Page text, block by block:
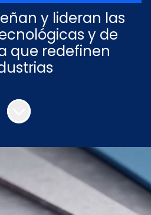
y lideran las
y de
que redefinen
Más contenido